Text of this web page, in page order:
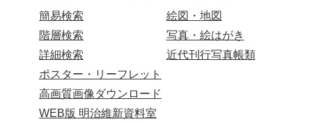
簡易検索
階層検索
詳細検索
絵図・地図
写真・絵はがき
近代刊行写真帳類
ポスター・リーフレット
高画質画像ダウンロード
WEB版 明治維新資料室